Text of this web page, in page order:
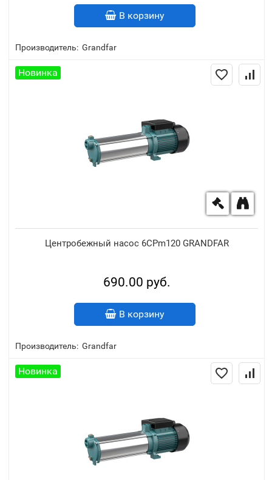
Производитель: Grandfar
В корзину
Новинка
Центробежный насос 6CPm120 GRANDFAR
Производитель: Grandfar
690.00 руб.
В корзину
Новинка